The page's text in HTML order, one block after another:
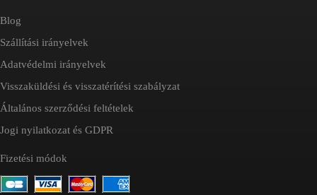
Blog
Szállítási irányelvek
Adatvédelmi irányelvek
Visszaküldési és visszatérítési szabályzat
Általános szerződési feltételek
Jogi nyilatkozat és GDPR
Fizetési módok